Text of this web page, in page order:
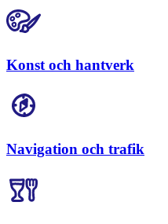
Konst och hantverk
Navigation och trafik